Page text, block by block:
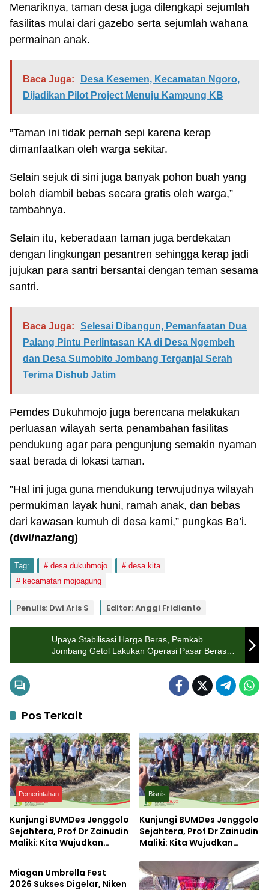
Menariknya, taman desa juga dilengkapi sejumlah
fasilitas mulai dari gazebo serta sejumlah wahana
permainan anak.
Baca Juga:
Desa Kesemen, Kecamatan Ngoro,
Dijadikan Pilot Project Menuju Kampung KB
”Taman ini tidak pernah sepi karena kerap
dimanfaatkan oleh warga sekitar.
Selain sejuk di sini juga banyak pohon buah yang
boleh diambil bebas secara gratis oleh warga,”
tambahnya.
Selain itu, keberadaan taman juga berdekatan
dengan lingkungan pesantren sehingga kerap jadi
jujukan para santri bersantai dengan teman sesama
santri.
Baca Juga:
Selesai Dibangun, Pemanfaatan Dua
Palang Pintu Perlintasan KA di Desa Ngembeh
dan Desa Sumobito Jombang Terganjal Serah
Terima Dishub Jatim
Pemdes Dukuhmojo juga berencana melakukan
perluasan wilayah serta penambahan fasilitas
pendukung agar para pengunjung semakin nyaman
saat berada di lokasi taman.
”Hal ini juga guna mendukung terwujudnya wilayah
permukiman layak huni, ramah anak, dan bebas
dari kawasan kumuh di desa kami,” pungkas Ba’i.
(dwi/naz/ang)
Tag: desa dukuhmojo
desa kita
kecamatan mojoagung
Penulis: Dwi Aris S Editor: Anggi Fridianto
Upaya Stabilisasi Harga Beras, Pemkab
Jombang Getol Lakukan Operasi Pasar Beras
SPHP, Segini Harganya
Pos Terkait
Pemerintahan
Kunjungi BUMDes Jenggolo
Sejahtera, Prof Dr Zainudin
Maliki: Kita Wujudkan
Bisnis
Kunjungi BUMDes Jenggolo
Sejahtera, Prof Dr Zainudin
Maliki: Kita Wujudkan
dengan Potensi Desa
Pemerintahan
Miagan Umbrella Fest
2026 Sukses Digelar, Niken